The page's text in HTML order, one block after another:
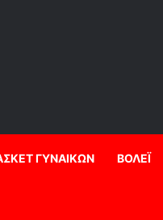
ΓΥΝΑΙΚΩΝ ΒΟΛΕΪ